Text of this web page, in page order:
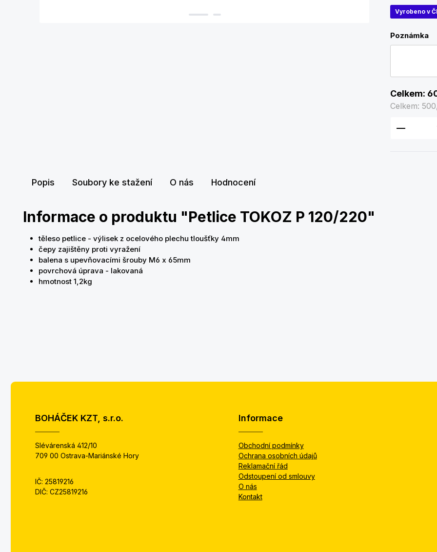
Vyrobeno v
Poznámka
Celkem:
Celkem:
Popis Soubory ke stažení O nás Hodnocení
Informace o produktu "Petlice TOKOZ P 120/220"
těleso petlice - výlisek z ocelového plechu tloušťky 4mm
čepy zajištěny proti vyražení
balena s upevňovacími šrouby M6 x 65mm
povrchová úprava - lakovaná
hmotnost 1,2kg
BOHÁČEK KZT, s.r.o.
Slévárenská 412/10
709 00 Ostrava-Mariánské Hory
IČ: 25819216
DIČ: CZ25819216
Informace
Obchodní podmínky
Ochrana osobních údajů
Reklamační řád
Odstoupení od smlouvy
O nás
Kontakt